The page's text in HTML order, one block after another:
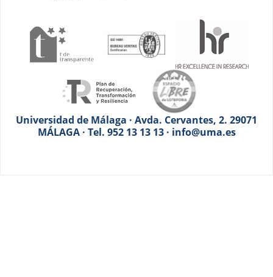
Universidad de Málaga · Avda. Cervantes, 2. 29071
MÁLAGA · Tel. 952 13 13 13 · info@uma.es